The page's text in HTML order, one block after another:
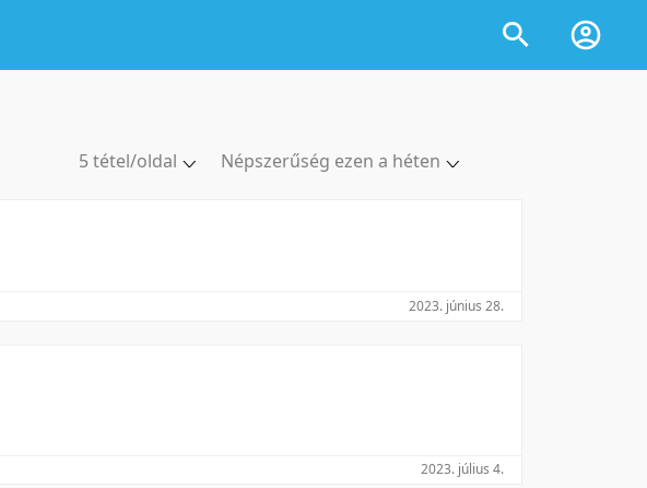
Népszerűség ezen a héten
Népszerűség ezen a héten
5 tétel/oldal
2023. június 28.
2023. július 4.